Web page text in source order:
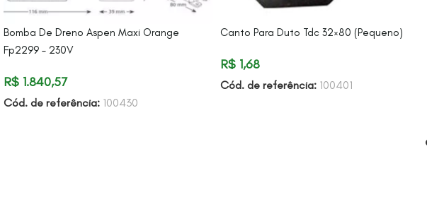
Bomba De Dreno Aspen Maxi Orange
Fp2299 – 230V
R$ 1.840,57
Cód. de referência: 100430
Canto Para Duto Tdc 32×80 (Pequeno)
R$1,68
Cód. de referência: 100401